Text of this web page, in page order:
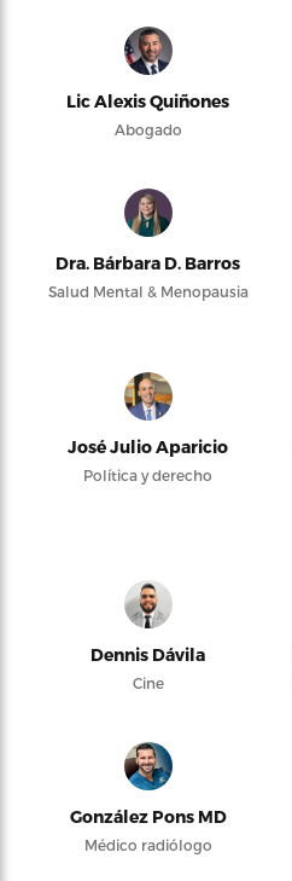
Lic Alexis Quiñones
Abogado
Dra. Bárbara D. Barros
Salud Mental & Menopausia
José Julio Aparicio
Política y derecho
Dennis Dávila
Cine
González Pons MD
Médico radiólogo